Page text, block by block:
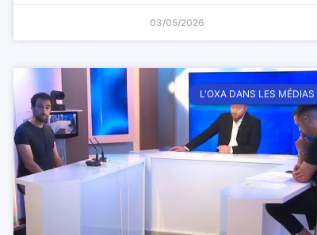
03/05/2026
L'OXA DANS LES MÉDIAS